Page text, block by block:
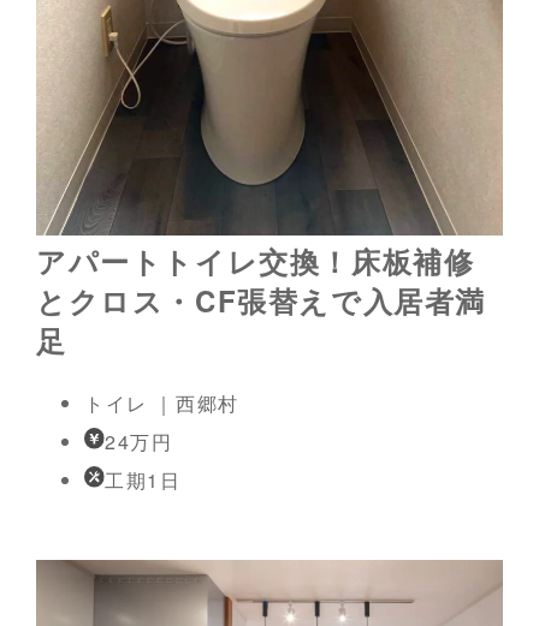
アパートトイレ交換！床板補修
とクロス・CF張替えで入居者満
足
トイレ ｜西郷村
24万円
工期1日